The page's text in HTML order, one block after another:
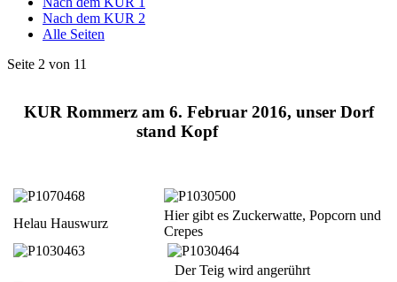
Nach dem KUR 2
Alle Seiten
Seite 2 von 11
KUR Rommerz am 6. Februar 2016, unser Dorf
stand Kopf
Helau Hauswurz
Hier gibt es Zuckerwatte, Popcorn und
Crepes
Der Teig wird angerührt